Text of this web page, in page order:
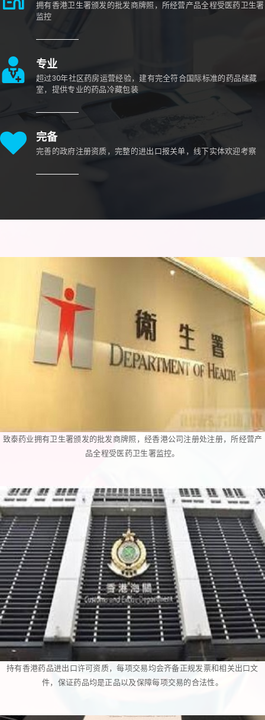
拥有香港卫生署颁发的批发商牌照，所经营产品全程受医药卫生署
监控
专业
超过30年社区药房运营经验，建有完全符合国际标准的药品储藏
室，提供专业的药品冷藏包装
完备
完善的政府注册资质，完整的进出口报关单，线下实体欢迎考察
致泰药业拥有卫生署颁发的批发商牌照，经香港公司注册处注册，所经营产
品全程受医药卫生署监控。
持有香港药品进出口许可资质，每项交易均会齐备正规发票和相关出口文
件，保证药品均是正品以及保障每项交易的合法性。